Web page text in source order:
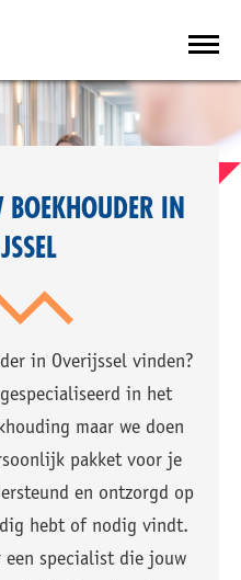
IN
in Overijssel vinden?
in het
maar we doen
pakket voor je
en ontzorgd op
hebt of nodig vindt.
een specialist die jouw